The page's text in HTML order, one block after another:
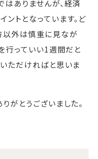
ありませんが、経済
トとなっています。ど
以外は慎重に見なが
行っていい1週間だと
ただければと思いま
がとうございました。